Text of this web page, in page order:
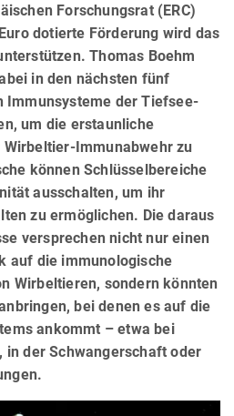
Forschungsrat (ERC)
dotierte Förderung wird das
Thomas Boehm
in den nächsten fünf
Immunsysteme der Tiefsee-
um die erstaunliche
Immunabwehr zu
können Schlüsselbereiche
ausschalten, um ihr
zu ermöglichen. Die daraus
versprechen nicht nur einen
auf die immunologische
Wirbeltieren, sondern könnten
bei denen es auf die
ankommt – etwa bei
in der Schwangerschaft oder